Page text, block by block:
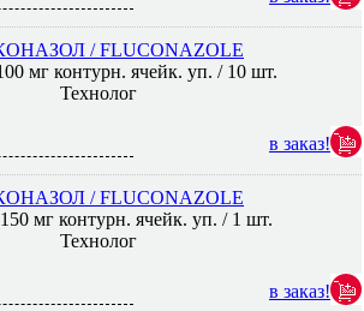
/ FLUCONAZOLE
мг контурн. ячейк. уп. / 10 шт.
Технолог
в заказ!
/ FLUCONAZOLE
мг контурн. ячейк. уп. / 1 шт.
Технолог
в заказ!